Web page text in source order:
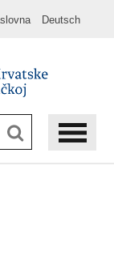
Deutsch